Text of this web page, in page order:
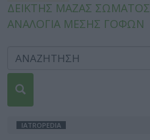
ΔΕΙΚΤΗΣ ΜΑΖΑΣ ΣΩΜΑΤΟΣ
ΑΝΑΛΟΓΙΑ ΜΕΣΗΣ ΓΟΦΩΝ
IATROPEDIA